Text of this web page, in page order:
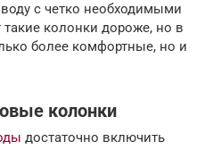
с четко необходимыми
колонки дороже, но в
более комфортные, но и
колонки
достаточно включить